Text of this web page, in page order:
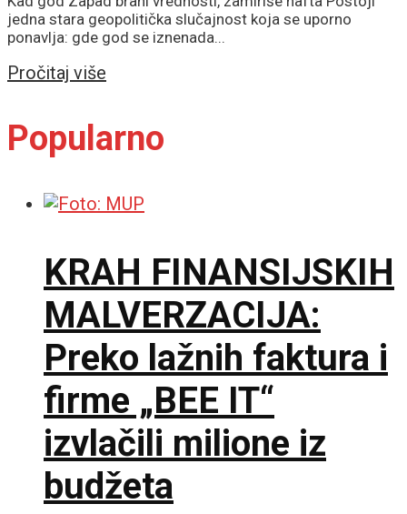
jedna stara geopolitička slučajnost koja se uporno
ponavlja: gde god se iznenada...
Pročitaj više
Popularno
KRAH FINANSIJSKIH
MALVERZACIJA:
Preko lažnih faktura i
firme „BEE IT“
izvlačili milione iz
budžeta